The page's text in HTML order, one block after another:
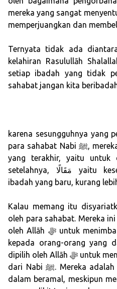
mereka yang sangat
Ternyata tidak ada
kelahiran Rasulullāh
setiap ibadah yang tidak
sahabat jangan kita
karena sesungguhnya yang
para sahabat Nabi ﷺ, mereka tidak meninggalkan untuk
yang terakhir, yaitu untuk
setelahnya, مَقَالًا yaitu kesempatan untuk membuat
ibadah yang baru, kurang
Kalau memang itu
oleh para sahabat. Mereka
oleh Allāh ﷻ untuk menimba agama ini, menyampaikan
kepada orang-orang yang
dipilih oleh Allāh ﷻ untuk mengamalkan apa yang datang
dari Nabi ﷺ. Mereka adalah orang-orang yang getol di
dalam beramal, meskipun